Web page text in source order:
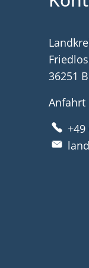
36251
Anfahrt
+49